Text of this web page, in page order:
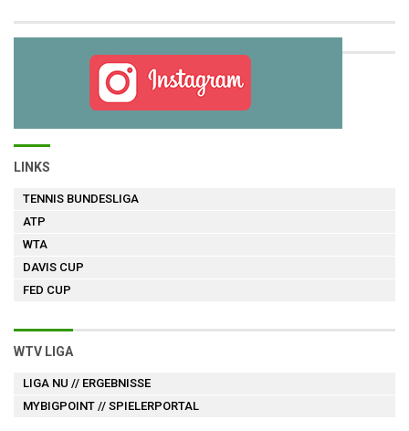
LINKS
TENNIS BUNDESLIGA
ATP
WTA
DAVIS CUP
FED CUP
WTV LIGA
LIGA NU // ERGEBNISSE
MYBIGPOINT // SPIELERPORTAL